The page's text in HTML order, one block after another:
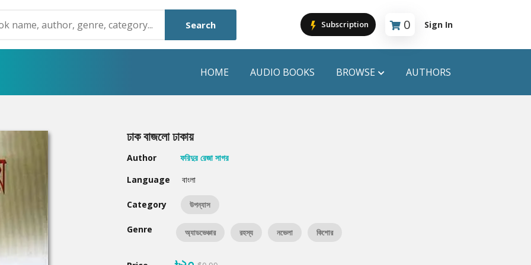
Search Subscription 0
Cart is empty
Sign In
HOME AUDIO BOOKS BROWSE
Humayun Ahmed
Mouri Morium
Hot & New
AUTHORS
ঢাক বাজলো ঢাকায়
Author
ফরিদুর রেজা সাগর
Language
বাংলা
Category উপন্যাস
Genre অ্যাডভেঞ্চার রহস্য নভেলা কিশোর